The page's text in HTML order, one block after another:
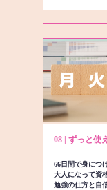
08 | ずっと使
66日間で身につ
大人になって資
勉強の仕方と自